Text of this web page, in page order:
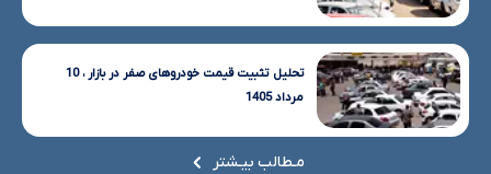
تحلیل تثبیت قیمت خودروهای صفر در بازار ، 10
مرداد 1405
مـطالب بیـشتر